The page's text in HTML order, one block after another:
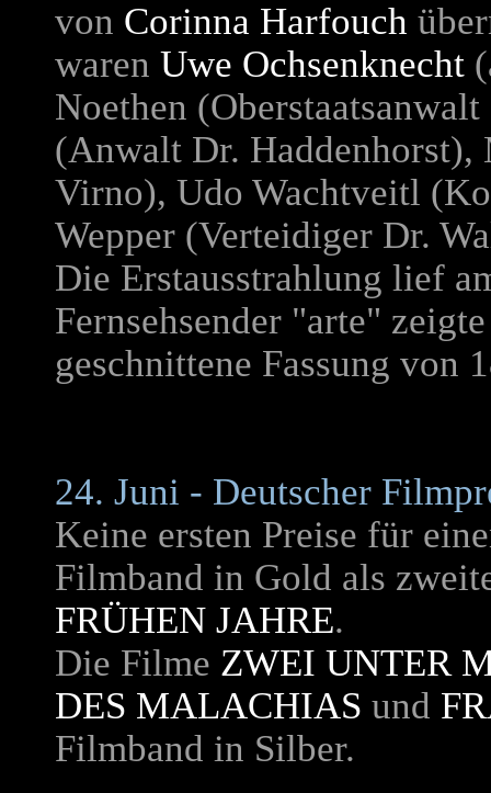
von Corinna Harfouch
waren Uwe Ochsenknecht
Noethen
(Anwalt Dr. Haddenhorst),
Virno), Udo Wachtveitl
Wepper (Verteidiger Dr.
Die Erstausstrahlung lief
Fernsehsender "arte"
geschnittene Fassung von
24. Juni - Deutscher
Keine ersten Preise für
Filmband in Gold als
FRÜHEN JAHRE.
Die Filme ZWEI UNTER
DES MALACHIAS und
Filmband in Silber.